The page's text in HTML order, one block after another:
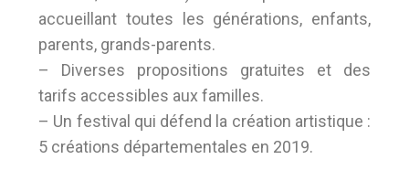
accueillant toutes les générations, enfants,
parents, grands-parents.
– Diverses propositions gratuites et des
tarifs accessibles aux familles.
– Un festival qui défend la création artistique :
5 créations départementales en 2019.